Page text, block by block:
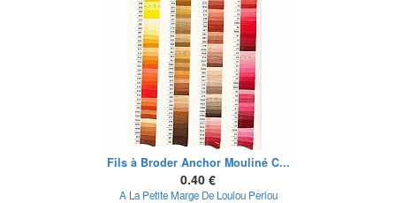
Fils à Broder Anchor Mouliné C...
0.40 €
A La Petite Marge De Loulou Perlou